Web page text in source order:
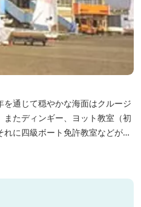
通じて穏やかな海面はクルージ
たディンギー、ヨット教室（初
に四級ボート免許教室などが開
あります。